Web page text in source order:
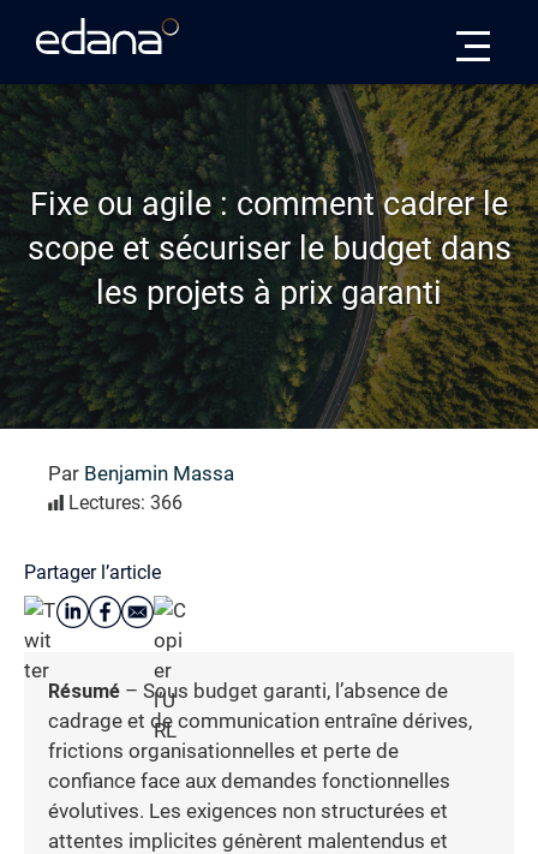
Fixe ou agile : comment cadrer le
scope et sécuriser le budget dans
les projets à prix garanti
Par Benjamin Massa
Lectures: 366
Partager l’article
Résumé – Sous budget garanti, l’absence de
cadrage et de communication entraîne dérives,
frictions organisationnelles et perte de
confiance face aux demandes fonctionnelles
évolutives. Les exigences non structurées et
attentes implicites génèrent malentendus et